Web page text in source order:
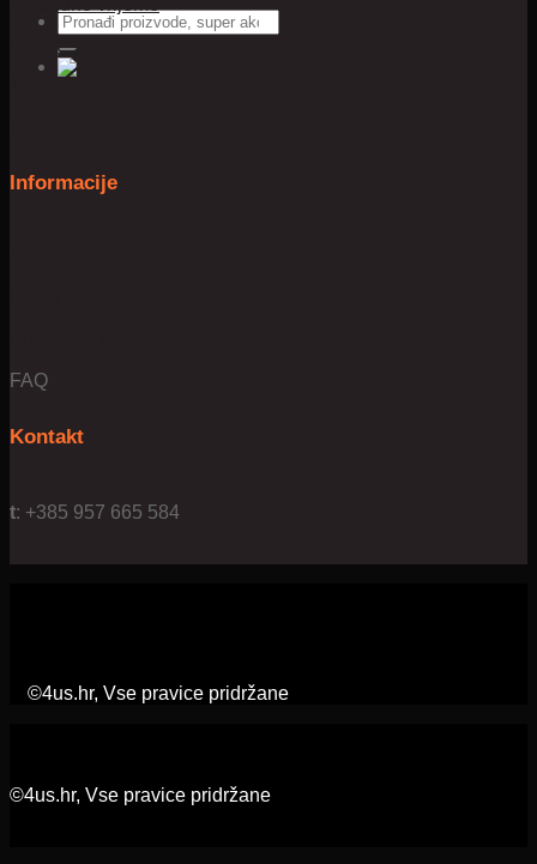
Pretraži:
Njega
Informacije
FAQ
Kontakt
t: +385 957 665 584
©4us.hr, Vse pravice pridržane
©4us.hr, Vse pravice pridržane